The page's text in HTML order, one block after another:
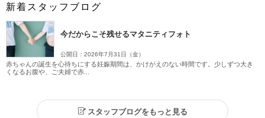
新着スタッフブログ
今だからこそ残せるマタニティフォト
公開日：2026年7月31日（金）
赤ちゃんの誕生を心待ちにする妊娠期間は、かけがえのない時間です。少しずつ大き
くなるお腹や、ご夫婦で赤...
スタッフブログをもっと見る